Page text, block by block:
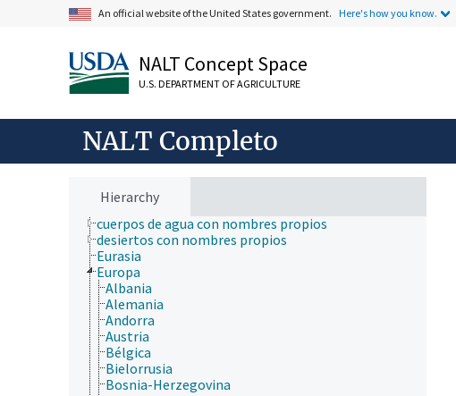
An official website of the United States government. Here's how you know.
NALT Concept Space
U.S. DEPARTMENT OF AGRICULTURE
NALT Completo
Hierarchy
fincas, sistemas de producción agrícola
nutrición humana, inocuidad y calidad de los alimentos
producción de plantas, horticultura
recursos naturales, conservación, medio ambiente
África
Asia
Australia
cuerpos de agua con nombres propios
desiertos con nombres propios
Eurasia
Europa
Albania
Alemania
Andorra
Austria
Bélgica
Bielorrusia
Bosnia-Herzegovina